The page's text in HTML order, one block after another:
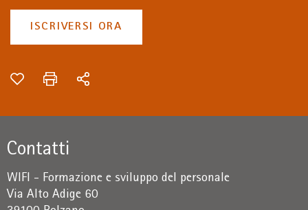
ISCRIVERSI ORA
Contatti
WIFI - Formazione e sviluppo del personale
Via Alto Adige 60